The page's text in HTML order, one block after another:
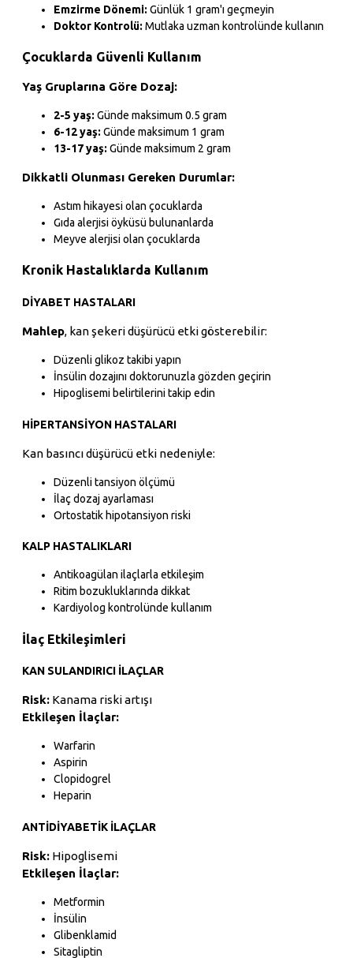
Emzirme Dönemi: Günlük 1 gram'ı geçmeyin
Doktor Kontrolü: Mutlaka uzman kontrolünde kullanın
Çocuklarda Güvenli Kullanım
Yaş Gruplarına Göre Dozaj:
2-5 yaş: Günde maksimum 0.5 gram
6-12 yaş: Günde maksimum 1 gram
13-17 yaş: Günde maksimum 2 gram
Dikkatli Olunması Gereken Durumlar:
Astım hikayesi olan çocuklarda
Gıda alerjisi öyküsü bulunanlarda
Meyve alerjisi olan çocuklarda
Kronik Hastalıklarda Kullanım
DIYABET HASTALARI
Mahlep, kan şekeri düşürücü etki gösterebilir:
Düzenli glikoz takibi yapın
İnsülin dozajını doktorunuzla gözden geçirin
Hipoglisemi belirtilerini takip edin
HIPERTANSIYON HASTALARI
Kan basıncı düşürücü etki nedeniyle:
Düzenli tansiyon ölçümü
İlaç dozaj ayarlaması
Ortostatik hipotansiyon riski
KALP HASTALIKLARI
Antikoagülan ilaçlarla etkileşim
Ritim bozukluklarında dikkat
Kardiyolog kontrolünde kullanım
İlaç Etkileşimleri
KAN SULANDIRICI İLAÇLAR
Risk: Kanama riski artışı
Etkileşen İlaçlar:
Warfarin
Aspirin
Clopidogrel
Heparin
ANTIDIYABETIK İLAÇLAR
Risk: Hipoglisemi
Etkileşen İlaçlar:
Metformin
İnsülin
Glibenklamid
Sitagliptin